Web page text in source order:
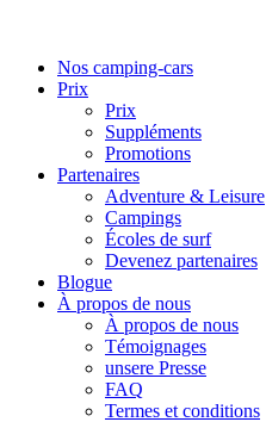
Nos camping-cars
Prix
Prix
Suppléments
Promotions
Partenaires
Adventure & Leisure
Campings
Écoles de surf
Devenez partenaires
Blogue
À propos de nous
À propos de nous
Témoignages
unsere Presse
FAQ
Termes et conditions